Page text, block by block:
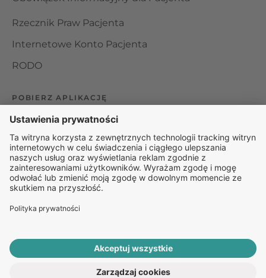
ROZPOCZNIJ E-KONSULTACJĘ
Rzecznik Praw Pacjenta
Internetowe Konto Pacjenta
RODO
POBIERZ APLIKACJĘ
Organizator udzielania świadczeń telemedycznych jest
podmiotem leczniczym w rozumieniu ustawy z dnia 15
kwietnia 2011 roku o działalności leczniczej, wpisanym do
rejestru podmiotów wykonujących działalność leczniczą pod
numerem: 000000229172.